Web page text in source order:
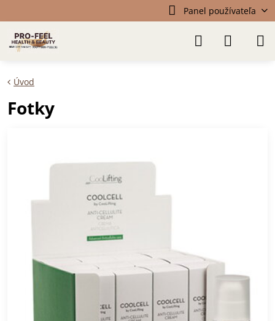
Panel používateľa
Úvod
Fotky